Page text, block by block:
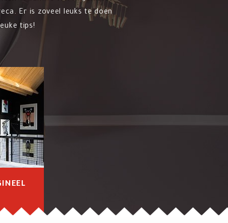
Er is zoveel leuks te doen
tips!